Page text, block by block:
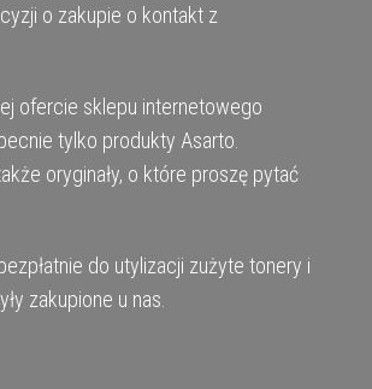
o zakupie o kontakt z
ofercie sklepu internetowego
tylko produkty Asarto.
oryginały, o które proszę pytać
do utylizacji zużyte tonery i
zakupione u nas.